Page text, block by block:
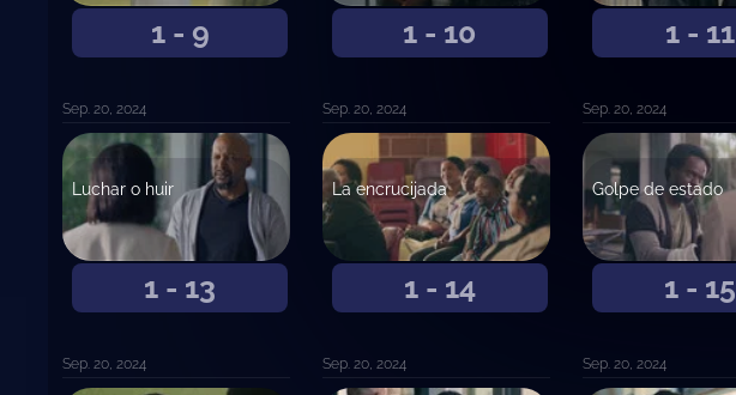
1 - 9
Sep. 20, 2024
1 - 10
Sep. 20, 2024
1 - 11
Sep. 20, 2024
1 - 13
Luchar o huir
Sep. 20, 2024
1 - 14
La encrucijada
Sep. 20, 2024
1 - 15
Golpe de estado
Sep. 20, 2024